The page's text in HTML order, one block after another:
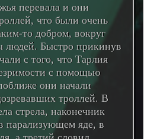
перевала и они
что были очень
то добром, вокруг
людей. Быстро прикинув
с того, что Тарлия
с помощью
они начали
троллей. В
стрела, наконечник
парализующем яде, в